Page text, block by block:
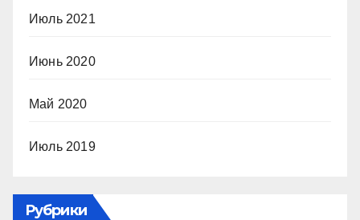
Июль 2021
Июнь 2020
Май 2020
Июль 2019
Рубрики